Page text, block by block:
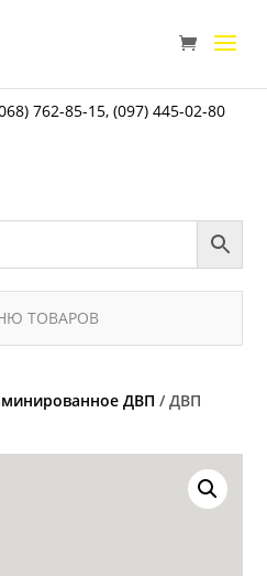
762-85-15,(097) 445-02-80
ТОВАРОВ
ДВП / ДВП